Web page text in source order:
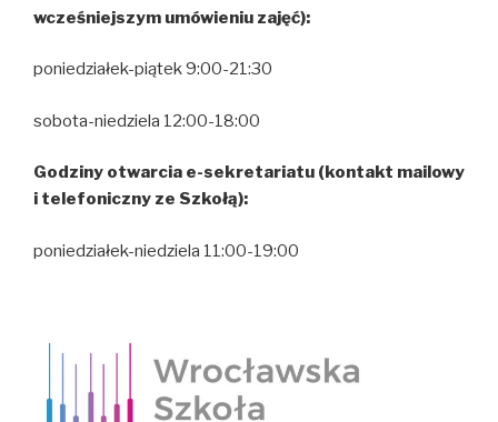
wcześniejszym umówieniu zajęć):
poniedziałek-piątek 9:00-21:30
sobota-niedziela 12:00-18:00
Godziny otwarcia e-sekretariatu (kontakt mailowy
i telefoniczny ze Szkołą):
poniedziałek-niedziela 11:00-19:00